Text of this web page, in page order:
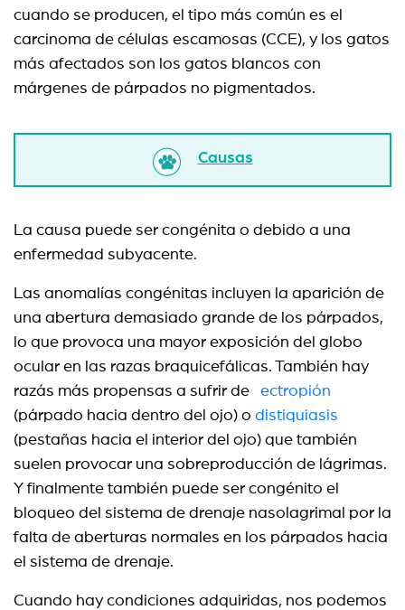
cuando se producen, el tipo más común es el
carcinoma de células escamosas (CCE), y los gatos
más afectados son los gatos blancos con
márgenes de párpados no pigmentados.
Causas
La causa puede ser congénita o debido a una
enfermedad subyacente.
Las anomalías congénitas incluyen la aparición de
una abertura demasiado grande de los párpados,
lo que provoca una mayor exposición del globo
ocular en las razas braquicefálicas. También hay
razás más propensas a sufrir de ectropión
(párpado hacia dentro del ojo) o distiquiasis
(pestañas hacia el interior del ojo) que también
suelen provocar una sobreproducción de lágrimas.
Y finalmente también puede ser congénito el
bloqueo del sistema de drenaje nasolagrimal por la
falta de aberturas normales en los párpados hacia
el sistema de drenaje.
Cuando hay condiciones adquiridas, nos podemos